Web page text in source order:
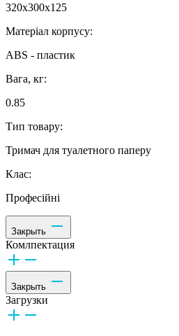
320х300х125
Матеріал корпусу:
ABS - пластик
Вага, кг:
0.85
Тип товару:
Тримач для туалетного паперу
Клас:
Професійні
Закрыть
Комлпектация
Закрыть
Загрузки